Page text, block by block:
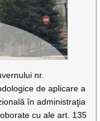
nr.
de aplicare a
în administraţia
cu ale art. 135